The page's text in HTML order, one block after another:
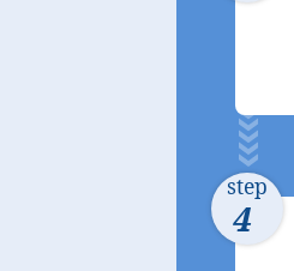
step
4